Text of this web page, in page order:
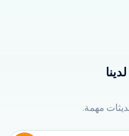
مهمة.